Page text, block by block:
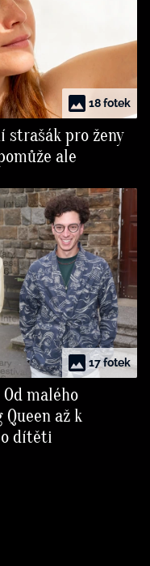
18 fotek
strašák pro ženy
ale
17 fotek
malého
Queen až k
dítěti